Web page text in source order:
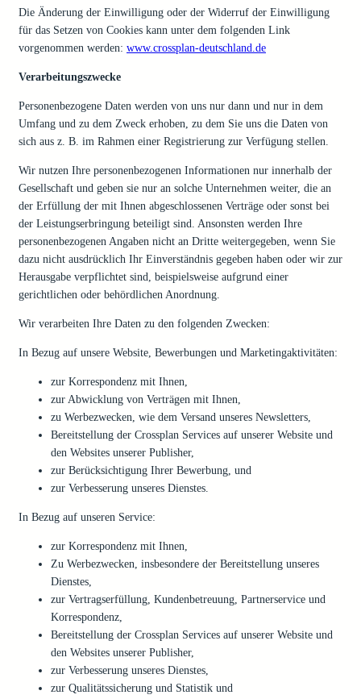
Die Änderung der Einwilligung oder der Widerruf der Einwilligung
für das Setzen von Cookies kann unter dem folgenden Link
vorgenommen werden: www.crossplan-deutschland.de
Verarbeitungszwecke
Personenbezogene Daten werden von uns nur dann und nur in dem
Umfang und zu dem Zweck erhoben, zu dem Sie uns die Daten von
sich aus z. B. im Rahmen einer Registrierung zur Verfügung stellen.
Wir nutzen Ihre personenbezogenen Informationen nur innerhalb der
Gesellschaft und geben sie nur an solche Unternehmen weiter, die an
der Erfüllung der mit Ihnen abgeschlossenen Verträge oder sonst bei
der Leistungserbringung beteiligt sind. Ansonsten werden Ihre
personenbezogenen Angaben nicht an Dritte weitergegeben, wenn Sie
dazu nicht ausdrücklich Ihr Einverständnis gegeben haben oder wir zur
Herausgabe verpflichtet sind, beispielsweise aufgrund einer
gerichtlichen oder behördlichen Anordnung.
Wir verarbeiten Ihre Daten zu den folgenden Zwecken:
In Bezug auf unsere Website, Bewerbungen und Marketingaktivitäten:
zur Korrespondenz mit Ihnen,
zur Abwicklung von Verträgen mit Ihnen,
zu Werbezwecken, wie dem Versand unseres Newsletters,
Bereitstellung der Crossplan Services auf unserer Website und
den Websites unserer Publisher,
zur Berücksichtigung Ihrer Bewerbung, und
zur Verbesserung unseres Dienstes.
In Bezug auf unseren Service:
zur Korrespondenz mit Ihnen,
Zu Werbezwecken, insbesondere der Bereitstellung unseres
Dienstes,
zur Vertragserfüllung, Kundenbetreuung, Partnerservice und
Korrespondenz,
Bereitstellung der Crossplan Services auf unserer Website und
den Websites unserer Publisher,
zur Verbesserung unseres Dienstes,
zur Qualitätssicherung und Statistik und